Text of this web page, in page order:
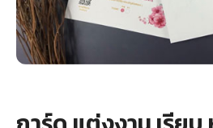
ซองเปล่า
รับพิมพ์หน้าซอง